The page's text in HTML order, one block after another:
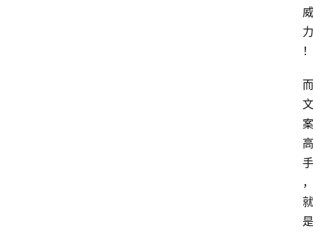
威
力
！
而
文
案
高
手
，
就
是